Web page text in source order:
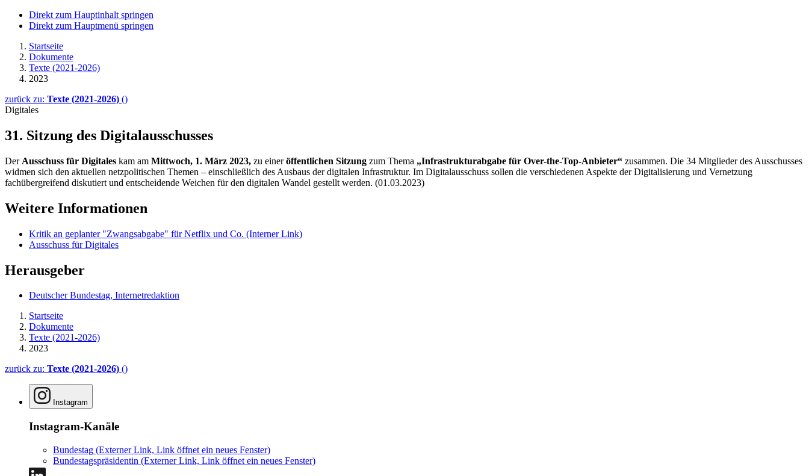
Direkt zum Hauptinhalt springen
Direkt zum Hauptmenü springen
Startseite
Dokumente
Texte (2021-2026)
2023
zurück zu: Texte (2021-2026) ()
Digitales
31. Sitzung des Digitalausschusses
Der Ausschuss für Digitales kam am Mittwoch, 1. März 2023, zu eineröffentlichen Sitzung zum Thema „Infrastrukturabgabe für Over-the-Top-Anbieter“ zusammen. Die 34 Mitglieder des Ausschusses
widmen sich den aktuellen netzpolitischen Themen – einschließlich des Ausbaus der digitalen Infrastruktur. Im Digitalausschuss sollen die verschiedenen Aspekte der Digitalisierung und Vernetzung
fachübergreifend diskutiert und entscheidende Weichen für den digitalen Wandel gestellt werden. (01.03.2023)
Weitere Informationen
Kritik an geplanter "Zwangsabgabe" für Netflix und Co. (Interner Link)
Ausschuss für Digitales
Herausgeber
Deutscher Bundestag, Internetredaktion
Startseite
Dokumente
Texte (2021-2026)
2023
zurück zu: Texte (2021-2026) ()
Instagram
Instagram-Kanäle
Bundestag (Externer Link, Link öffnet ein neues Fenster)
Bundestagspräsidentin (Externer Link, Link öffnet ein neues Fenster)